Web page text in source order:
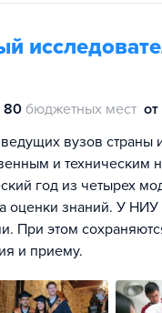
80 бюджетных мест
вузов страны
и
год из четырех
оценки знаний. У
При этом
и приему.